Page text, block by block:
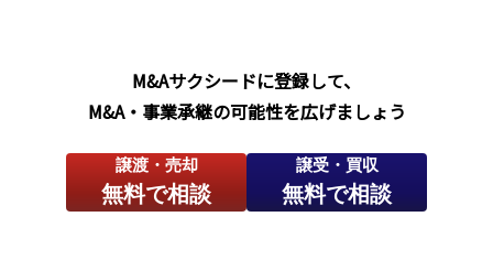
M&Aサクシードに登録して、
M&A・事業承継の可能性を広げましょう
譲渡・売却
無料で相談
譲受・買収
無料で相談